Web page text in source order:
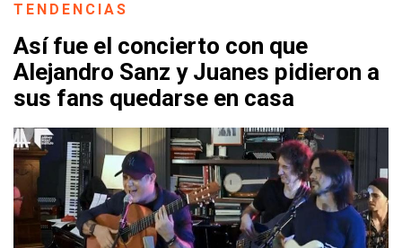
TENDENCIAS
Así fue el concierto con que
Alejandro Sanz y Juanes pidieron a
sus fans quedarse en casa